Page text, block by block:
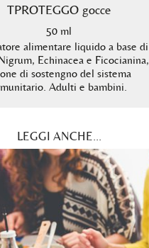
TPROTEGGO gocce
50 ml
alimentare liquido a base di
Echinacea e Ficocianina,
di sostengno del sistema
Adulti e bambini.
LEGGI ANCHE...